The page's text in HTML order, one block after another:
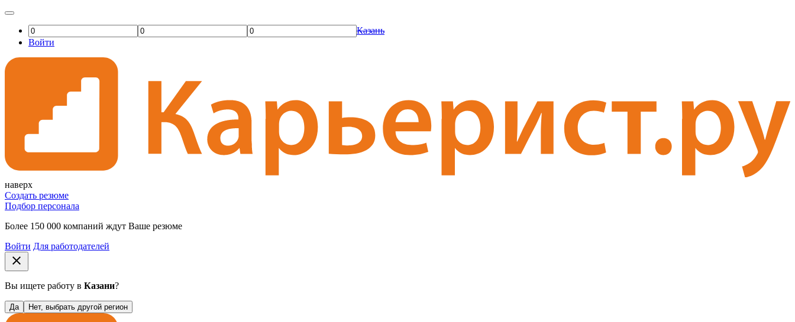
Казань
Войти
наверх
Создать резюме
Подбор персонала
Более 150 000 компаний ждут Ваше резюме
Войти Для работодателей
close
Вы ищете работу в Казани?
Да Нет, выбрать другой регион